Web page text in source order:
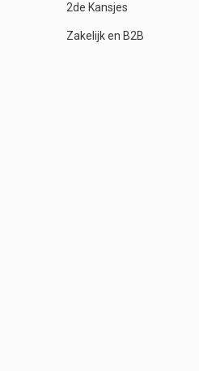
2de Kansjes
Zakelijk en B2B